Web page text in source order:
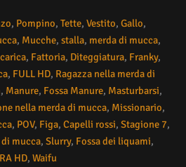
, Pompino, Tette, Vestito, Gallo,
, Mucche, stalla, merda di mucca,
, Fattoria, Diteggiatura, Franky,
, FULL HD, Ragazza nella merda di
, Manure, Fossa Manure, Masturbarsi,
nella merda di mucca, Missionario,
, POV, Figa, Capelli rossi, Stagione 7,
di mucca, Slurry, Fossa dei liquami,
HD, Waifu